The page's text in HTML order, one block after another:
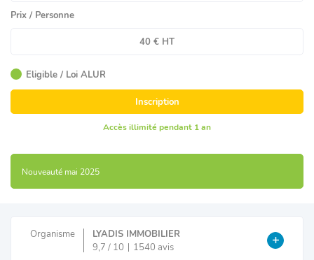
Prix / Personne
40 € HT
Eligible / Loi ALUR
Inscription
Accès illimité pendant 1 an
Nouveauté mai 2025
Organisme
LYADIS IMMOBILIER
9,7 / 10
1540 avis